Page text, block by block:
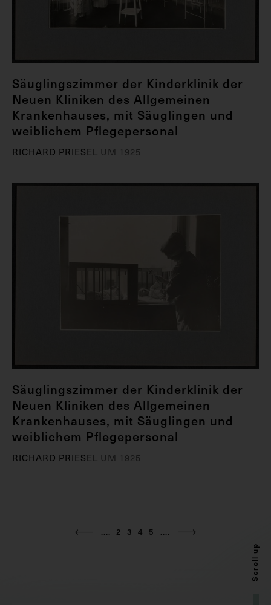
Säuglingszimmer der Kinderklinik der
Neuen Kliniken des Allgemeinen
Krankenhauses, mit Säuglingen und
weiblichem Pflegepersonal
RICHARD PRIESEL UM 1925
Säuglingszimmer der Kinderklinik der
Neuen Kliniken des Allgemeinen
Krankenhauses, mit Säuglingen und
weiblichem Pflegepersonal
RICHARD PRIESEL UM 1925
.... 2 3 4 5 ....
Scroll up